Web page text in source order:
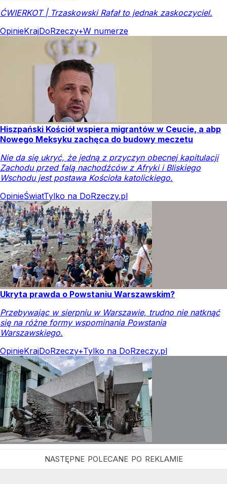
ĆWIERKOT | Trzaskowski Rafał to jednak zaskoczyciel.
OpinieKrajDoRzeczy+W numerze
Hiszpański Kościół wspiera migrantów w Ceucie, a abp
Nowego Meksyku zachęca do budowy meczetu
Nie da się ukryć, że jedną z przyczyn obecnej kapitulacji
Zachodu przed falą nachodźców z Afryki i Bliskiego
Wschodu jest postawa Kościoła katolickiego.
OpinieŚwiatTylko na DoRzeczy.pl
Ukryta prawda o Powstaniu Warszawskim?
Przebywając w sierpniu w Warszawie, trudno nie natknąć
się na różne formy wspominania Powstania
Warszawskiego.
OpinieKrajDoRzeczy+Tylko na DoRzeczy.pl